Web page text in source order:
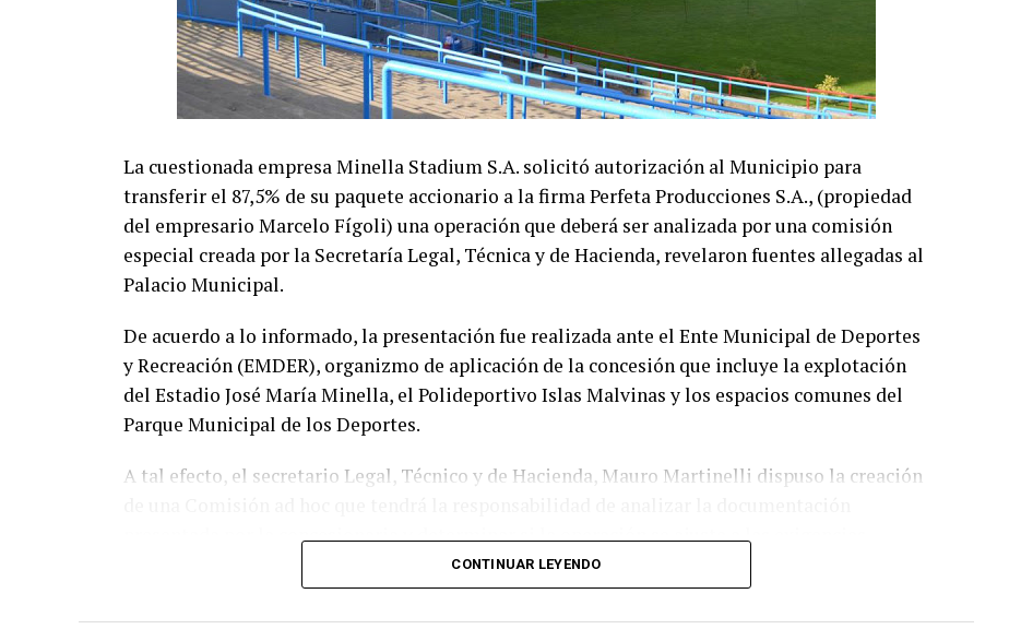
La cuestionada empresa Minella Stadium S.A. solicitó autorización al Municipio para
transferir el 87,5% de su paquete accionario a la firma Perfeta Producciones S.A., (propiedad
del empresario Marcelo Fígoli) una operación que deberá ser analizada por una comisión
especial creada por la Secretaría Legal, Técnica y de Hacienda, revelaron fuentes allegadas al
Palacio Municipal.
De acuerdo a lo informado, la presentación fue realizada ante el Ente Municipal de Deportes
y Recreación (EMDER), organizmo de aplicación de la concesión que incluye la explotación
del Estadio José María Minella, el Polideportivo Islas Malvinas y los espacios comunes del
Parque Municipal de los Deportes.
A tal efecto, el secretario Legal, Técnico y de Hacienda, Mauro Martinelli dispuso la creación
presentada por la concesionaria y determinar si la operación se ajusta a las exigencias
previstas en el contrato y en la normativa vigente.
El cuerpo estará integrado por representantes del EMDER, la Dirección General Legal y
CONTINUAR LEYENDO